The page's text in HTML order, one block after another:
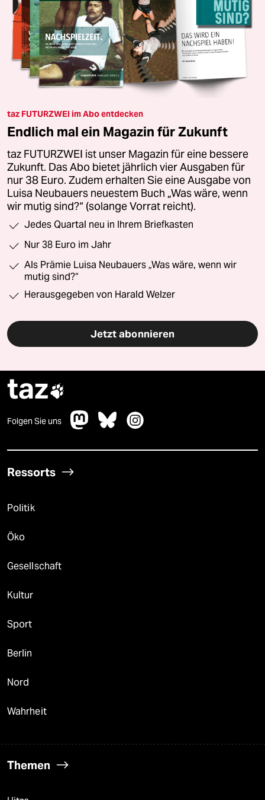
taz FUTURZWEI im Abo entdecken
Endlich mal ein Magazin für Zukunft
taz FUTURZWEI ist unser Magazin für eine bessere
Zukunft. Das Abo bietet jährlich vier Ausgaben für
nur 38 Euro. Zudem erhalten Sie eine Ausgabe von
Luisa Neubauers neuestem Buch „Was wäre, wenn
wir mutig sind?“ (solange Vorrat reicht).
Jedes Quartal neu in Ihrem Briefkasten
Nur 38 Euro im Jahr
Als Prämie Luisa Neubauers „Was wäre, wenn wir
mutig sind?“
Herausgegeben von Harald Welzer
Jetzt abonnieren
taz
Folgen Sie uns
Ressorts
Politik
Öko
Gesellschaft
Kultur
Sport
Berlin
Nord
Wahrheit
Themen